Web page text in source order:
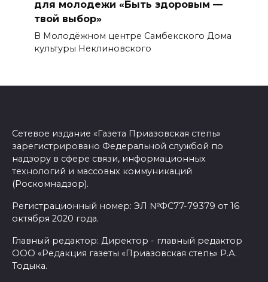
для молодежи «Быть здоровым —
твой выбор»
В Молодёжном центре Самбекского Дома
культуры Неклиновского
Сетевое издание «Газета Приазовская степь»
зарегистрировано Федеральной службой по
надзору в сфере связи, информационных
технологий и массовых коммуникаций
(Роскомнадзор).
Регистрационный номер: ЭЛ №ФС77-79379 от 16
октября 2020 года.
Главный редактор: Директор - главный редактор
ООО «Редакция газеты «Приазовская степь» Р.А.
Тодыка.